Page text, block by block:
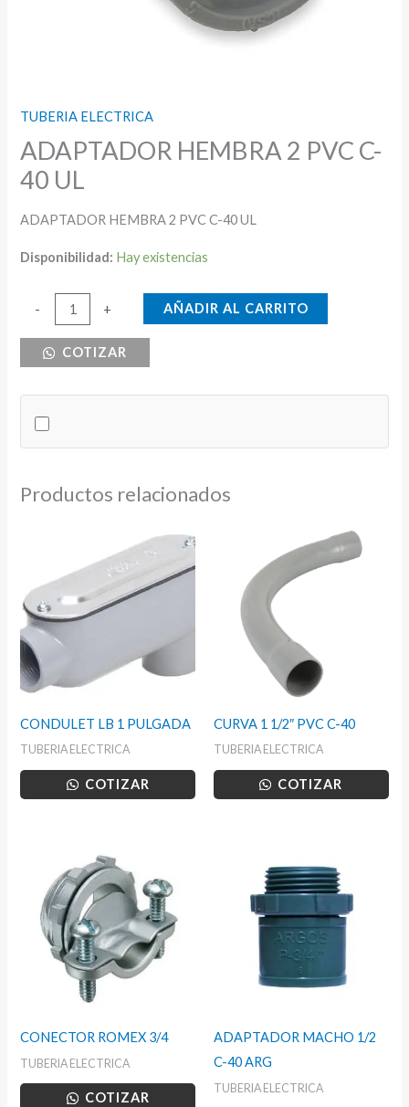
TUBERIA ELECTRICA
ADAPTADOR HEMBRA 2 PVC C-
40 UL
ADAPTADOR HEMBRA 2 PVC C-40 UL
Disponibilidad: Hay existencias
-
ADAPTADOR
HEMBRA
UL
+ AÑADIR AL CARRITO
COTIZAR
Productos relacionados
CONDULET LB 1 PULGADA
TUBERIA ELECTRICA
COTIZAR
CURVA 1 1/2″ PVC C-40
TUBERIA ELECTRICA
COTIZAR
CONECTOR ROMEX 3/4
TUBERIA ELECTRICA
COTIZAR
ADAPTADOR MACHO 1/2
C-40 ARG
TUBERIA ELECTRICA